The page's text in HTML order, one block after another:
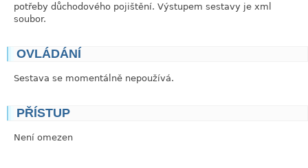
potřeby důchodového pojištění. Výstupem sestavy je xml
soubor.
OVLÁDÁNÍ
Sestava se momentálně nepoužívá.
PŘÍSTUP
Není omezen